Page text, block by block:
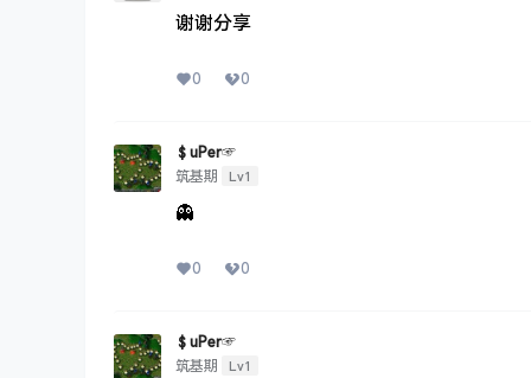
谢谢分享
0 0
＄uΡer☞
筑基期
Lv1
👻
0 0
＄uΡer☞
筑基期
Lv1